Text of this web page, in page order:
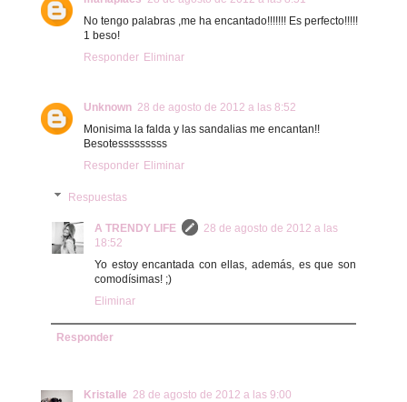
No tengo palabras ,me ha encantado!!!!!!! Es perfecto!!!!!
1 beso!
Responder Eliminar
Unknown 28 de agosto de 2012 a las 8:52
Monisima la falda y las sandalias me encantan!!
Besotesssssssss
Responder Eliminar
Respuestas
A TRENDY LIFE
28 de agosto de 2012 a las
18:52
Yo estoy encantada con ellas, además, es que son
comodísimas! ;)
Eliminar
Responder
Kristalle 28 de agosto de 2012 a las 9:00